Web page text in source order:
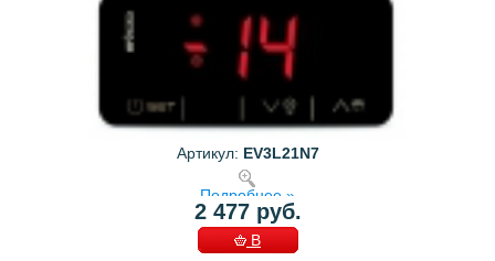
Артикул: EV3L21N7
Подробнее »
2 477 руб.
В